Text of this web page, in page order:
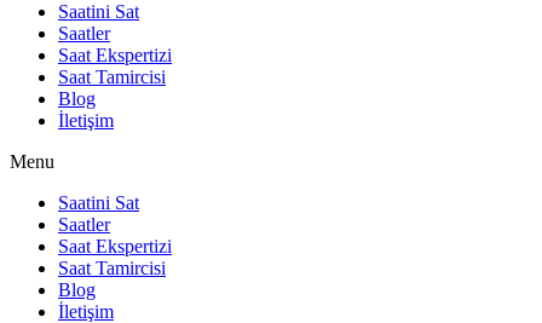
Saatini Sat
Saatler
Saat Ekspertizi
Saat Tamircisi
Blog
İletişim
Menu
Saatini Sat
Saatler
Saat Ekspertizi
Saat Tamircisi
Blog
İletişim